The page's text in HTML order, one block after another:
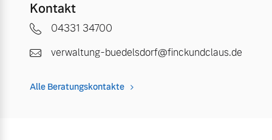
Kontakt
04331 34700
verwaltung-buedelsdorf@finckundclaus.de
Alle Beratungskontakte